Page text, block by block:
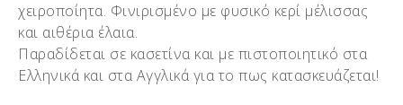
χειροποίητα. Φινιρισμένο με φυσικό κερί μέλισσας
και αιθέρια έλαια.
Παραδίδεται σε κασετίνα και με πιστοποιητικό στα
Ελληνικά και στα Αγγλικά για το πως κατασκευάζεται!